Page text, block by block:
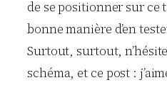
de se positionner sur ce
bonne manière d’en
Surtout, surtout,
schéma, et ce post :